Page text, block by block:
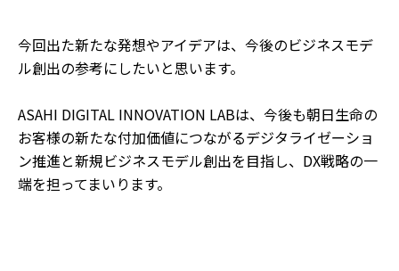
今回出た新たな発想やアイデアは、今後のビジネスモデ
ル創出の参考にしたいと思います。
ASAHI DIGITAL INNOVATION LABは、今後も朝日生命の
お客様の新たな付加価値につながるデジタライゼーショ
ン推進と新規ビジネスモデル創出を目指し、DX戦略の一
端を担ってまいります。